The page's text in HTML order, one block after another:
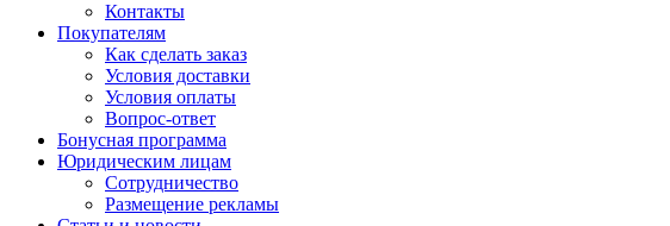
Контакты
Покупателям
Как сделать заказ
Условия доставки
Условия оплаты
Вопрос-ответ
Бонусная программа
Юридическим лицам
Сотрудничество
Размещение рекламы